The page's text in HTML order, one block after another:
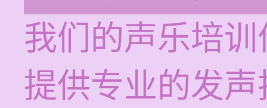
我们的声乐培
提供专业的发